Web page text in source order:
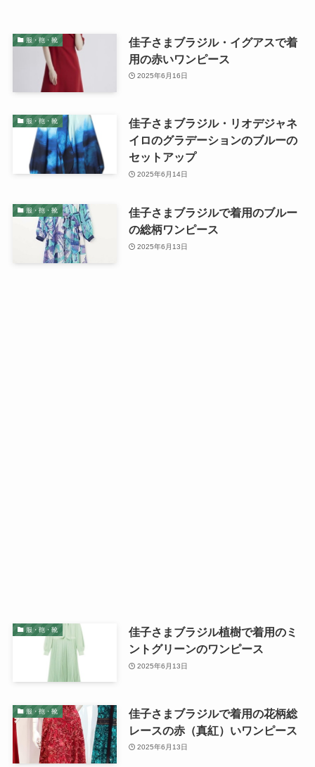
服・鞄・靴
佳子さまブラジル・イグアスで着
用の赤いワンピース
2025年6月16日
服・鞄・靴
佳子さまブラジル・リオデジャネ
イロのグラデーションのブルーの
セットアップ
2025年6月14日
服・鞄・靴
佳子さまブラジルで着用のブルー
の総柄ワンピース
2025年6月13日
服・鞄・靴
佳子さまブラジル植樹で着用のミ
ントグリーンのワンピース
2025年6月13日
服・鞄・靴
佳子さまブラジルで着用の花柄総
レースの赤（真紅）いワンピース
2025年6月13日